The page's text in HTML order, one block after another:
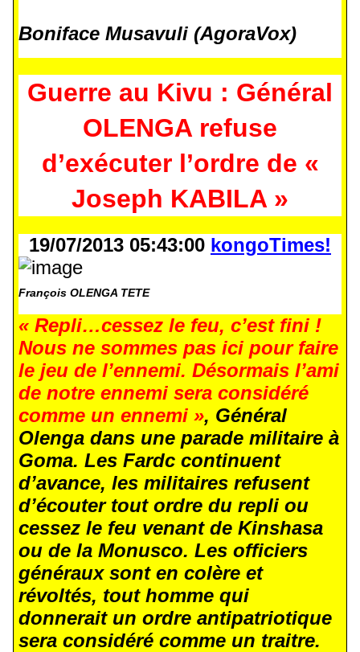
Boniface Musavuli (AgoraVox)
Guerre au Kivu : Général
OLENGA refuse
d’exécuter l’ordre de «
Joseph KABILA »
19/07/2013 05:43:00 kongoTimes!
François OLENGA TETE
« Repli…cessez le feu, c’est fini !
Nous ne sommes pas ici pour faire
le jeu de l’ennemi. Désormais l’ami
de notre ennemi sera considéré
comme un ennemi », Général
Olenga dans une parade militaire à
Goma. Les Fardc continuent
d’avance, les militaires refusent
d’écouter tout ordre du repli ou
cessez le feu venant de Kinshasa
ou de la Monusco. Les officiers
généraux sont en colère et
révoltés, tout homme qui
donnerait un ordre antipatriotique
sera considéré comme un traitre.